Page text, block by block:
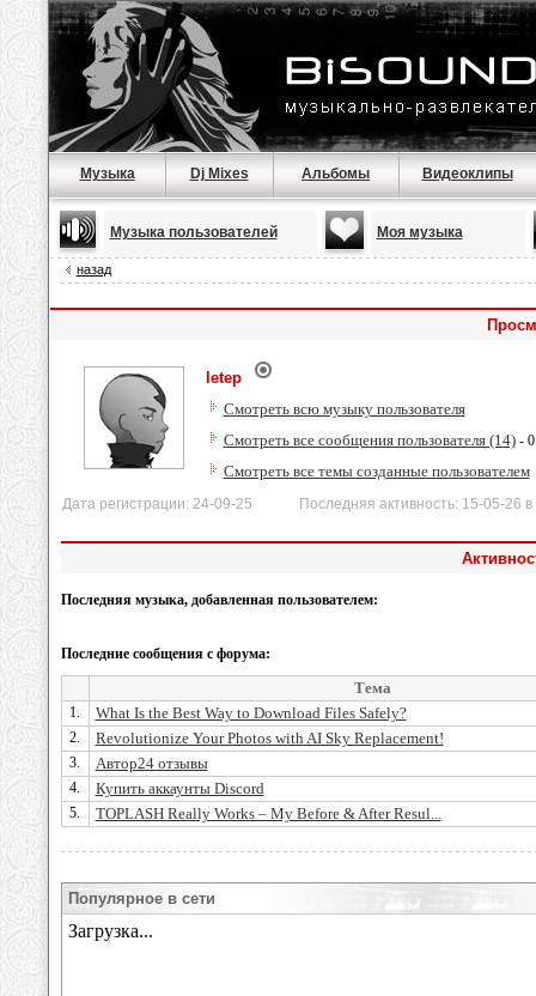
Музыка Dj Mixes Альбомы Видеоклипы
Музыка пользователей Моя музыка
назад
letep
Смотреть всю музыку пользователя
Смотреть все сообщения пользователя (14)-
Смотреть все темы созданные пользователем
Дата регистрации: 24-09-25 Последняя активность: 15-05-26 в
Последняя музыка, добавленная пользователем:
Последние сообщения с форума:
Тема
1. What Is the Best Way to Download Files Safely?
2. Revolutionize Your Photos with AI Sky Replacement!
3. Автор24 отзывы
4. Купить аккаунты Discord
5. TOPLASH Really Works – My Before & After Resul...
Популярное в сети